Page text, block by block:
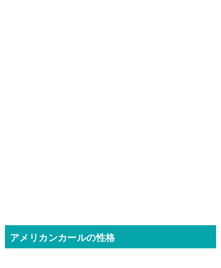
アメリカンカールの性格